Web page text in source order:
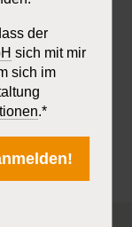
der
sich mit mir
sich im
.*